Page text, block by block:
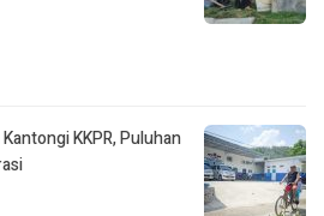
KKPR, Puluhan